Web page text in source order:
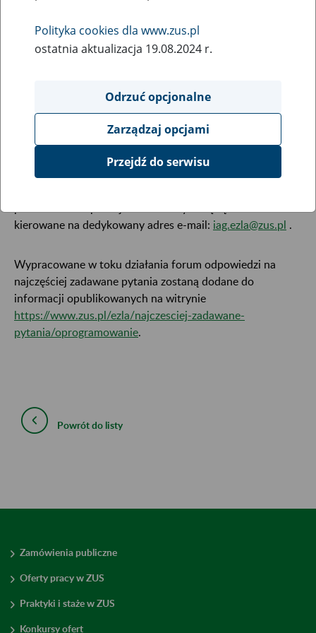
24
czerwca
2019
wyłączone forum dla wytwórców Aplikacji Gabinetowych
W związku z tym wyjaśniamy, że zagadnienia dotyczące
środowiska produkcyjnego elektronicznych zwolnień będą
obsługiwane, tak jak obecnie, za pośrednictwem
Obsługi Telefonicznej ZUS
kierowane na dedykowany adres e-mail: iag.ezla@zus.pl
Wypracowane w toku działania forum odpowiedzi na
najczęściej zadawane pytania zostaną dodane do
informacji opublikowanych na witrynie
https://www.zus.pl/ezla/najczesciej-zadawane-
pytania/oprogramowanie
Powrót do listy
Zamówienia publiczne
Oferty pracy w ZUS
Praktyki i staże w ZUS
Konkursy ofert
Polityka cookies dla www.zus.pl
ostatnia aktualizacja 19.08.2024 r.
Odrzuć opcjonalne
Zarządzaj opcjami
Przejdź do serwisu